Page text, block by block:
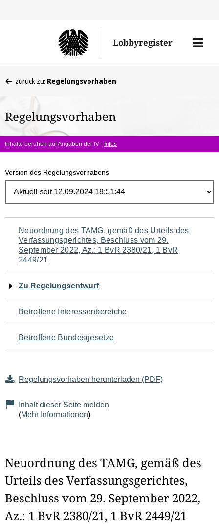
Lobbyregister
Menü
befinden
hier:
zurück zu: Regelungsvorhaben
Regelungsvorhaben
Inhalte beruhen auf Angaben der IV - Infos
Version des Regelungsvorhabens
Navigation
für
den
Seiteninhalt
Neuordnung des TAMG, gemäß des Urteils des
Verfassungsgerichtes, Beschluss vom 29.
September 2022, Az.: 1 BvR 2380/21, 1 BvR
2449/21
Zu Regelungsentwurf
Betroffene Interessenbereiche
Betroffene Bundesgesetze
Regelungsvorhaben herunterladen (PDF)
Inhalt dieser Seite melden
(Mehr Informationen)
Neuordnung des TAMG, gemäß des
Urteils des Verfassungsgerichtes,
Beschluss vom 29. September 2022,
Az.: 1 BvR 2380/21, 1 BvR 2449/21